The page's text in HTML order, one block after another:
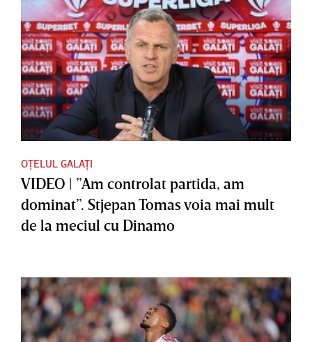
OȚELUL GALAȚI
VIDEO | ”Am controlat partida, am
dominat”. Stjepan Tomas voia mai mult
de la meciul cu Dinamo